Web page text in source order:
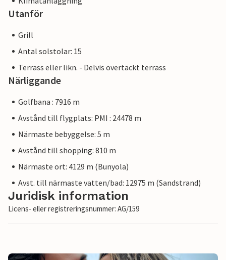
Utanför
Grill
Antal solstolar: 15
Terrass eller likn. - Delvis övertäckt terrass
Närliggande
Golfbana : 7916 m
Avstånd till flygplats: PMI : 24478 m
Närmaste bebyggelse: 5 m
Avstånd till shopping: 810 m
Närmaste ort: 4129 m (Bunyola)
Avst. till närmaste vatten/bad: 12975 m (Sandstrand)
Juridisk information
Licens- eller registreringsnummer: AG/159